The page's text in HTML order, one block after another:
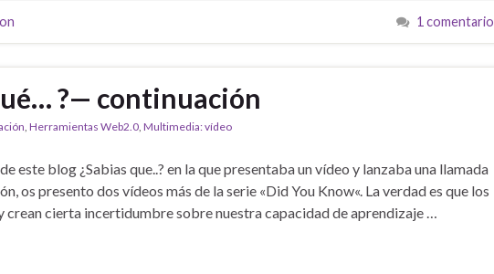
1 comentario
?— continuación
Herramientas Web2.0 Multimedia: vídeo
este blog ¿Sabias que..? en la que presentaba un vídeo y lanzaba una llamada
os presento dos vídeos más de la serie «Did You Know«. La verdad es que los
crean cierta incertidumbre sobre nuestra capacidad de aprendizaje …